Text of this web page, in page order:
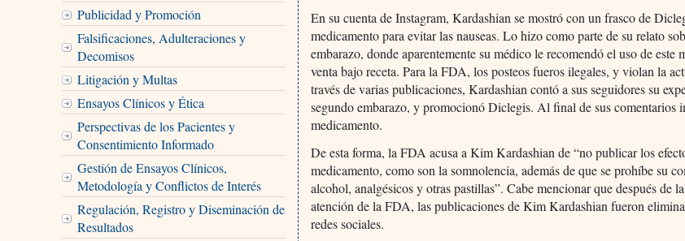
Publicidad y Promoción
Falsificaciones, Adulteraciones y
Decomisos
Litigación y Multas
Ensayos Clínicos y Ética
Perspectivas de los Pacientes y
Consentimiento Informado
Gestión de Ensayos Clínicos,
Metodología y Conflictos de Interés
Regulación, Registro y Diseminación de
Resultados
En su cuenta de Instagram, Kardashian se mostró con un frasco de
medicamento para evitar las nauseas. Lo hizo como parte de su relato
embarazo, donde aparentemente su médico le recomendó el uso de este
venta bajo receta. Para la FDA, los posteos fueros ilegales, y violan la
través de varias publicaciones, Kardashian contó a sus seguidores su
segundo embarazo, y promocionó Diclegis. Al final de sus comentarios
medicamento.
De esta forma, la FDA acusa a Kim Kardashian de “no publicar los
medicamento, como son la somnolencia, además de que se prohíbe su
alcohol, analgésicos y otras pastillas”. Cabe mencionar que después de
atención de la FDA, las publicaciones de Kim Kardashian fueron
redes sociales.